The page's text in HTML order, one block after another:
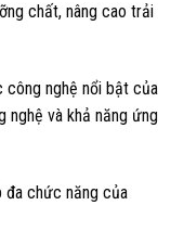
chất, nâng cao trải
công nghệ nổi bật của
nghệ và khả năng ứng
đa chức năng của